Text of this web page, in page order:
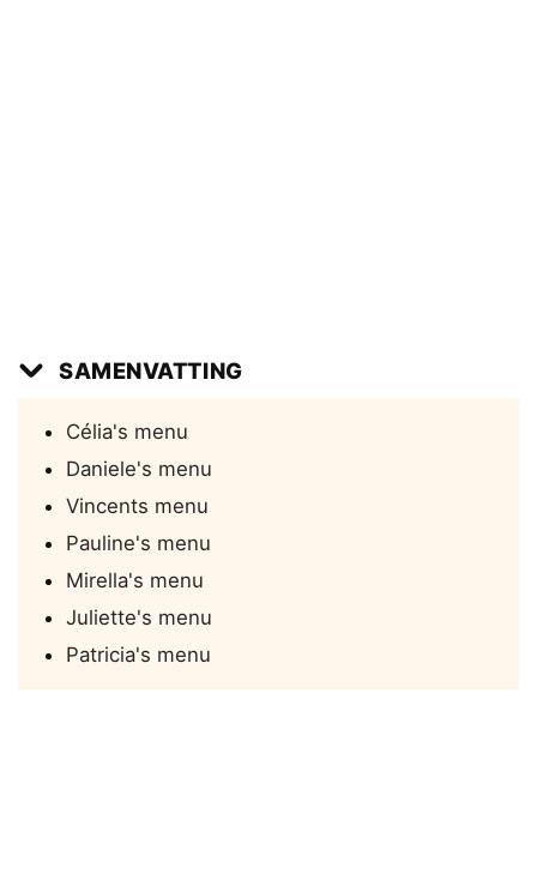
SAMENVATTING
Célia's menu
Daniele's menu
Vincents menu
Pauline's menu
Mirella's menu
Juliette's menu
Patricia's menu